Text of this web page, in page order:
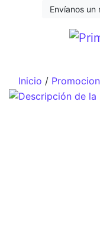
Saltar al contenido
Envíanos un
Inicio /